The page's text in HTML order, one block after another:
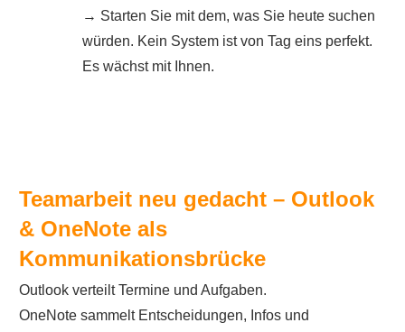
→ Starten Sie mit dem, was Sie heute suchen
würden. Kein System ist von Tag eins perfekt.
Es wächst mit Ihnen.
Teamarbeit neu gedacht – Outlook
& OneNote als
Kommunikationsbrücke
Outlook verteilt Termine und Aufgaben.
OneNote sammelt Entscheidungen, Infos und